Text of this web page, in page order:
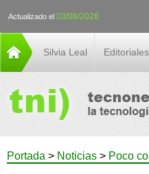
Actualizado el 03/08/2026
Silvia Leal Editoriales
Portada > Noticias > Poco